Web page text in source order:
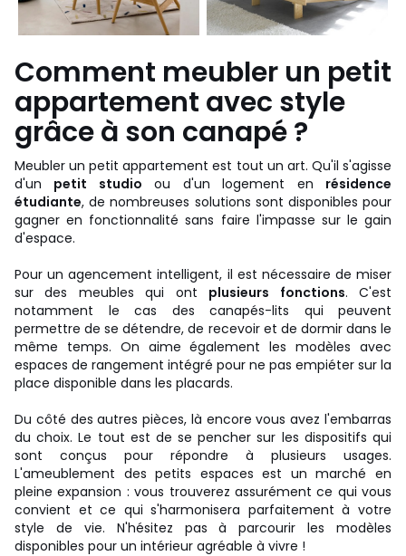
Comment meubler un petit
appartement avec style
grâce à son canapé ?
Meubler un petit appartement est tout un art. Qu'il s'agisse
d'un petit studio ou d'un logement en résidence
étudiante, de nombreuses solutions sont disponibles pour
gagner en fonctionnalité sans faire l'impasse sur le gain
d'espace.
Pour un agencement intelligent, il est nécessaire de miser
sur des meubles qui ont plusieurs fonctions. C'est
notamment le cas des canapés-lits qui peuvent
permettre de se détendre, de recevoir et de dormir dans le
même temps. On aime également les modèles avec
espaces de rangement intégré pour ne pas empiéter sur la
place disponible dans les placards.
Du côté des autres pièces, là encore vous avez l'embarras
du choix. Le tout est de se pencher sur les dispositifs qui
sont conçus pour répondre à plusieurs usages.
L'ameublement des petits espaces est un marché en
pleine expansion : vous trouverez assurément ce qui vous
convient et ce qui s'harmonisera parfaitement à votre
style de vie. N'hésitez pas à parcourir les modèles
disponibles pour un intérieur agréable à vivre !